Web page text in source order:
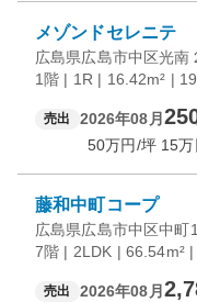
メゾンドセレニテ
広島県広島市中区光南
1階 | 1R | 16.42m² |
売出 2026年08月
50万円/坪 15万
藤和中町コープ
広島県広島市中区中町
7階 | 2LDK | 66.54m² |
売出 2026年08月